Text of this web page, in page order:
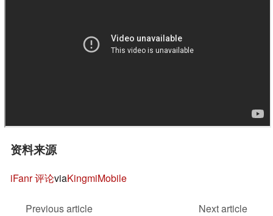
资料来源
iFanr 评论viaKingmiMobile
Previous article
Next article